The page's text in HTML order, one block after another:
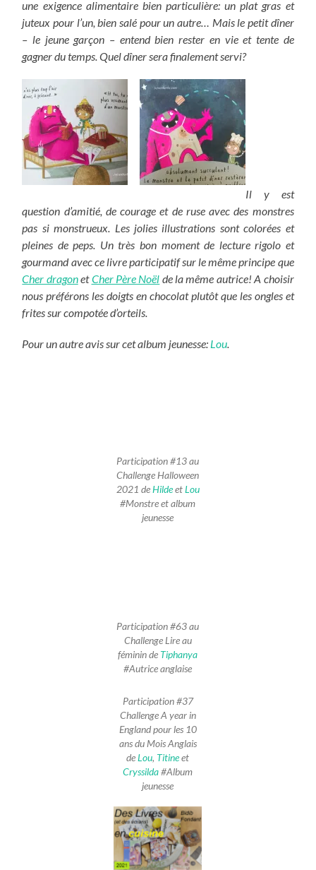
une exigence alimentaire bien particulière: un plat gras et
juteux pour l’un, bien salé pour un autre… Mais le petit dîner
– le jeune garçon – entend bien rester en vie et tente de
gagner du temps. Quel dîner sera finalement servi?
Il y est
question d’amitié, de courage et de ruse avec des monstres
pas si monstrueux. Les jolies illustrations sont colorées et
pleines de peps. Un très bon moment de lecture rigolo et
gourmand avec ce livre participatif sur le même principe que
Cher dragonetCher Père Noël de la même autrice!A choisir
nous préférons les doigts en chocolat plutôt que les ongles et
frites sur compotée d’orteils.
Pour un autre avis sur cet album jeunesse: Lou.
Participation #13 au
Challenge Halloween
2021 deHildeetLou
#Monstre et album
jeunesse
Participation #63 au
Challenge Lire au
féminin de Tiphanya
#Autrice anglaise
Participation #37
Challenge A year in
England pour les 10
ans du Mois Anglais
deLou, Titineet
Cryssilda#Album
jeunesse